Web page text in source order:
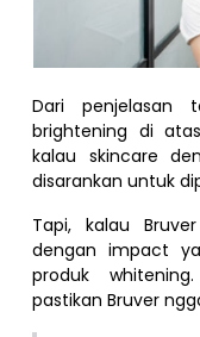
Dari penjelasan
brightening di
kalau skincare
disarankan untuk
Tapi, kalau
dengan impact
produk
pastikan Bruver